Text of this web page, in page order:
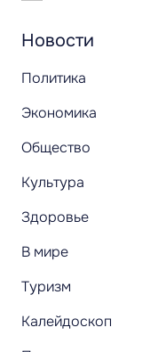
Новости
Политика
Экономика
Общество
Культура
Здоровье
В мире
Туризм
Калейдоскоп